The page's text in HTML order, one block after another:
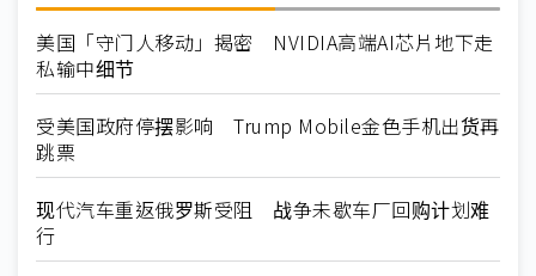
美国「守门人移动」揭密 NVIDIA高端AI芯片地下走
私输中细节
受美国政府停摆影响 Trump Mobile金色手机出货再
跳票
现代汽车重返俄罗斯受阻 战争未歇车厂回购计划难
行